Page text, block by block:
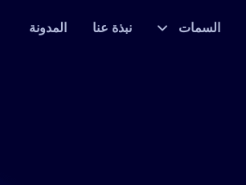
السمات نبذة عنا المدونة